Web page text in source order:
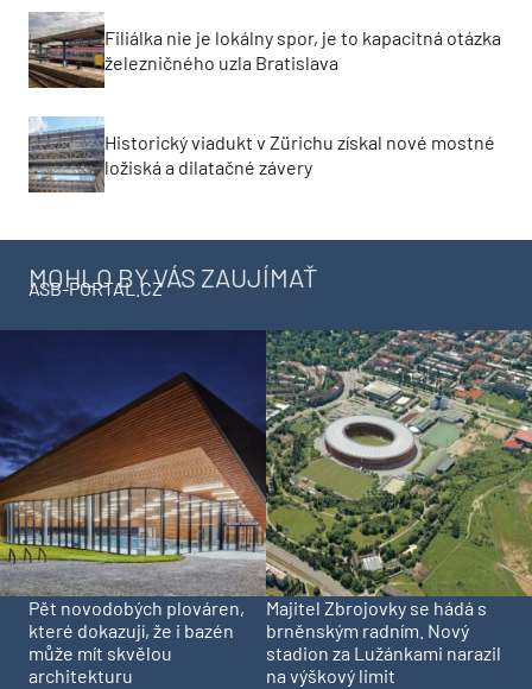
Filiálka nie je lokálny spor, je to kapacitná otázka
železničného uzla Bratislava
Historický viadukt v Zürichu získal nové mostné
ložiská a dilatačné závery
MOHLO BY VÁS ZAUJÍMAŤ
ASB-PORTAL.CZ
Pět novodobých plováren,
které dokazují, že i bazén
může mít skvělou
architekturu
Majitel Zbrojovky se hádá s
brněnským radním. Nový
stadion za Lužánkami narazil
na výškový limit